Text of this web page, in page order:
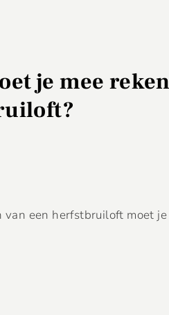
je mee
van een herfstbruiloft moet